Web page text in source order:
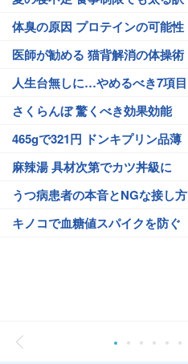
体臭の原因 プロテインの可能性
医師が勧める 猫背解消の体操術
人生台無しに…やめるべき7項目
さくらんぼ 驚くべき効果効能
465gで321円 ドンキプリン品薄
麻辣湯 具材次第でカツ丼級に
うつ病患者の本音とNGな接し方
キノコで血糖値スパイクを防ぐ